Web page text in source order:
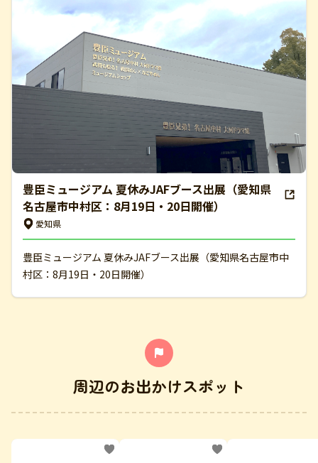
豊臣ミュージアム 夏休みJAFブース出展（愛知県
名古屋市中村区：8月19日・20日開催）
愛知県
豊臣ミュージアム 夏休みJAFブース出展（愛知県名古屋市中
村区：8月19日・20日開催）
周辺のお出かけスポット